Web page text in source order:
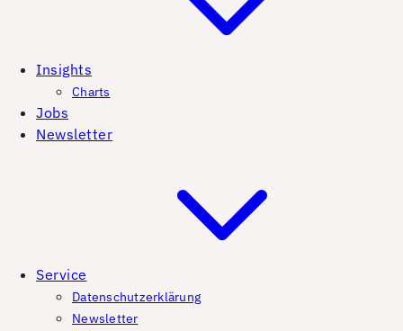
Insights
Charts
Jobs
Newsletter
Service
Datenschutzerklärung
Newsletter